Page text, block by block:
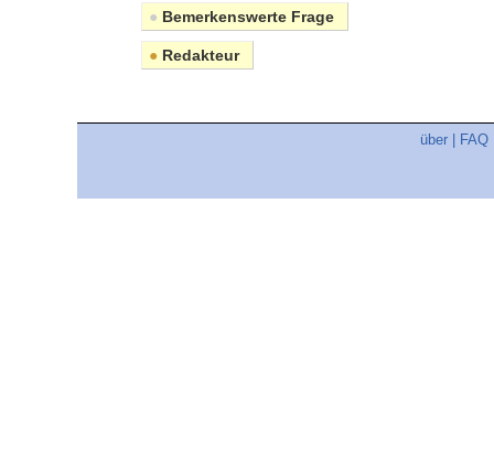
● Bemerkenswerte Frage
● Redakteur
über FAQ